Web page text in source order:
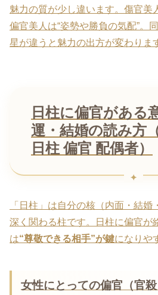
魅力の質が少し違います。傷官美
偏官美人は“姿勢や勝負の気配”。
星が違うと魅力の出方が変わりま
日柱に偏官がある
運・結婚の読み方
日柱 偏官 配偶者）
「日柱」は自分の核（内面・結
深く関わる柱です。日柱に偏官が
は“尊敬できる相手”が鍵になりや
女性にとっての偏官（官